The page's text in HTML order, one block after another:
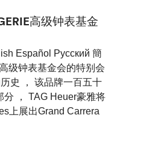
高级钟表基金
Español Pусский 簡
级钟表基金会的特别会
史 ， 该品牌一百五十
， TAG Heuer豪雅将
上展出Grand Carrera